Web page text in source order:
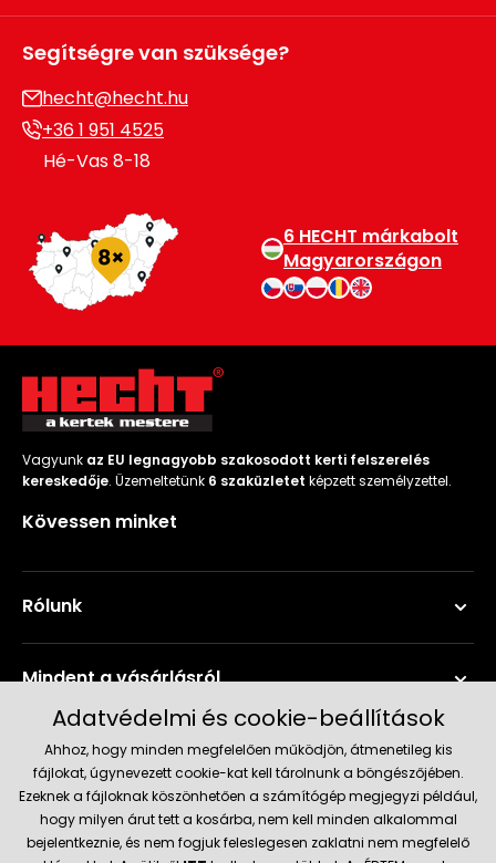
Segítségre van szüksége?
hecht@hecht.hu
+36 1 951 4525
Hé-Vas 8-18
6 HECHT márkabolt
Magyarországon
Vagyunk az EU legnagyobb szakosodott kerti felszerelés
kereskedője. Üzemeltetünk 6 szaküzletet képzett személyzettel.
Kövessen minket
Rólunk
Mindent a vásárlásról
Szerviz és támogatás
Aktuális információk
Adatvédelmi és cookie-beállítások
Ahhoz, hogy minden megfelelően működjön, átmenetileg kis
fájlokat, úgynevezett cookie-kat kell tárolnunk a böngészőjében.
Ezeknek a fájloknak köszönhetően a számítógép megjegyzi például,
hogy milyen árut tett a kosárba, nem kell minden alkalommal
bejelentkeznie, és nem fogjuk feleslegesen zaklatni nem megfelelő